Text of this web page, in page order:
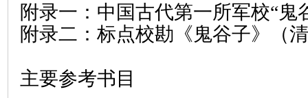
附录一：中国古代第一所军校“鬼
附录二：标点校勘《鬼谷子》（
主要参考书目